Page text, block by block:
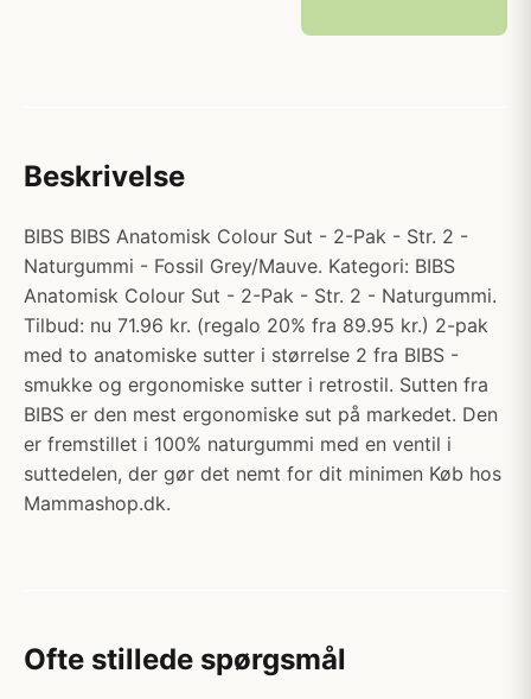
Beskrivelse
BIBS BIBS Anatomisk Colour Sut - 2-Pak - Str. 2 -
Naturgummi - Fossil Grey/Mauve. Kategori: BIBS
Anatomisk Colour Sut - 2-Pak - Str. 2 - Naturgummi.
Tilbud: nu 71.96 kr. (regalo 20% fra 89.95 kr.) 2-pak
med to anatomiske sutter i størrelse 2 fra BIBS -
smukke og ergonomiske sutter i retrostil. Sutten fra
BIBS er den mest ergonomiske sut på markedet. Den
er fremstillet i 100% naturgummi med en ventil i
suttedelen, der gør det nemt for dit minimen Køb hos
Mammashop.dk.
Ofte stillede spørgsmål